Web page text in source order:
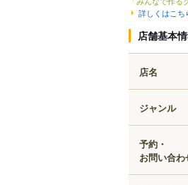
詳しくはこち
店舗基本
店名
ジャンル
予約・
お問い合わ